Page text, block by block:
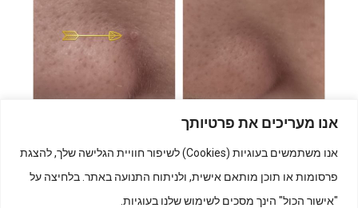
אנו מעריכים את פרטיותך
אנו משתמשים בעוגיות (Cookies) לשיפור חוויית הגלישה שלך, להצגת
פרסומות או תוכן מותאם אישית, ולניתוח התנועה באתר. בלחיצה על
"אישור הכול" הינך מסכים לשימוש שלנו בעוגיות.
הסרת נגעים שפירים באמצעות לייזר